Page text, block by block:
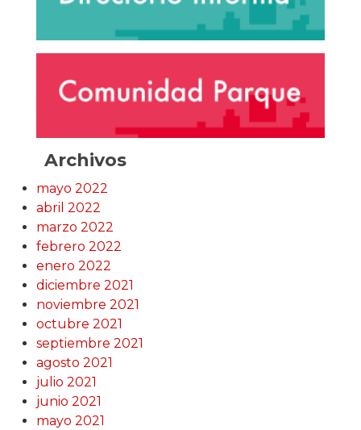
Archivos
mayo 2022
abril 2022
marzo 2022
febrero 2022
enero 2022
diciembre 2021
noviembre 2021
octubre 2021
septiembre 2021
agosto 2021
julio 2021
junio 2021
mayo 2021